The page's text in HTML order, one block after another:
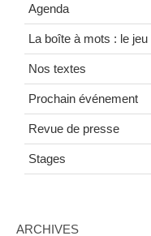
Agenda
La boîte à mots : le jeu
Nos textes
Prochain événement
Revue de presse
Stages
ARCHIVES